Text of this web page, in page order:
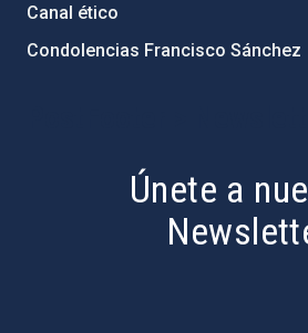
Canal ético
Condolencias Francisco Sánchez
Únete a